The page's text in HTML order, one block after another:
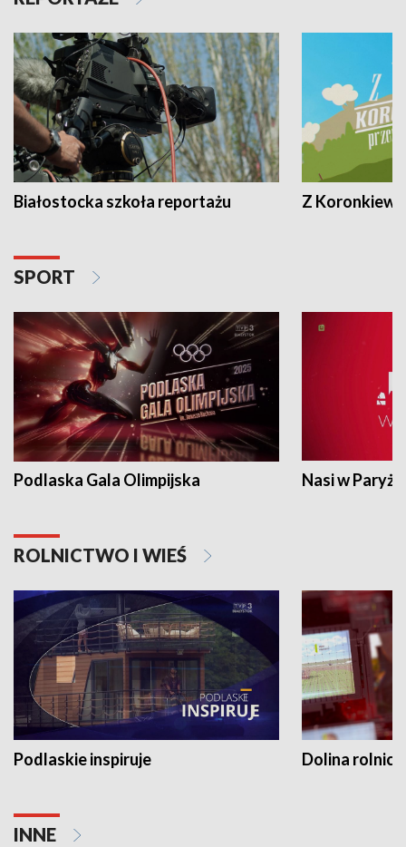
Białostocka szkoła reportażu Z
SPORT
Podlaska Gala Olimpijska Nasi w Paryżu
ROLNICTWO I WIEŚ
Podlaskie inspiruje Dolina
INNE